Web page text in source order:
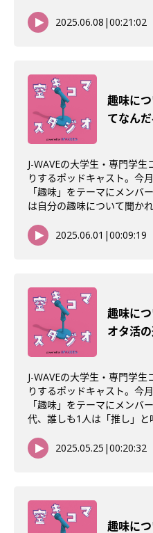
2025.06.08 |00:21:02
趣味に
てなんだ
J-WAVEの大学生・専門学
りするポッドキャスト。今
「趣味」をテーマにメンバ
は自分の趣味について聞か
2025.06.01 |00:09:19
趣味に
オタ活
J-WAVEの大学生・専門学
りするポッドキャスト。今
「趣味」をテーマにメンバ
代、誰しも1人は「推し」と
2025.05.25 |00:20:32
趣味に